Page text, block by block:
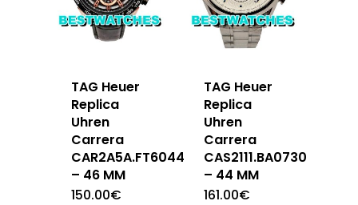
TAG Heuer
Replica
Uhren
Carrera
CAR2A5A.FT6044
– 46 MM
150.00€
TAG Heuer
Replica
Uhren
Carrera
CAS2111.BA0730
– 44 MM
161.00€